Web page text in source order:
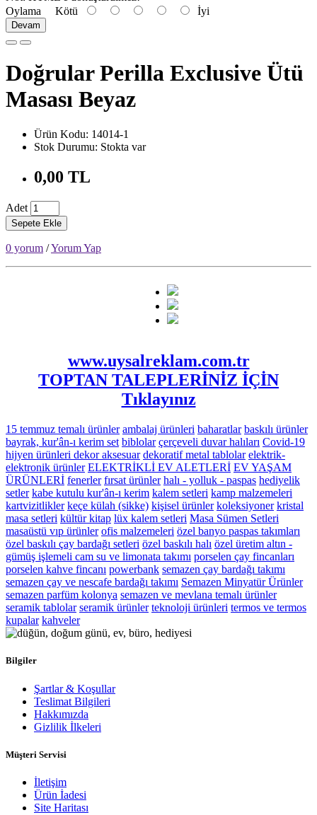
Oylama Kötü İyi
Devam
Doğrular Perilla Exclusive Ütü
Masası Beyaz
Ürün Kodu: 14014-1
Stok Durumu: Stokta var
0,00 TL
Adet
Sepete Ekle
0 yorum /Yorum Yap
www.uysalreklam.com.tr
TOPTAN TALEPLERİNİZ İÇİN
Tıklayınız
15 temmuz temalı ürünler ambalaj ürünleri baharatlar baskılı ürünler
bayrak, kur'ân-ı kerim set biblolar çerçeveli duvar halıları Covid-19
hijyen ürünleri dekor aksesuar dekoratif metal tablolar elektrik-
elektronik ürünler ELEKTRİKLİ EV ALETLERİ EV YAŞAM
ÜRÜNLERİ fenerler fırsat ürünler halı - yolluk - paspas hediyelik
setler kabe kutulu kur'ân-ı kerim kalem setleri kamp malzemeleri
kartvizitlikler keçe külah (sikke) kişisel ürünler koleksiyoner kristal
masa setleri kültür kitap lüx kalem setleri Masa Sümen Setleri
masaüstü vıp ürünler ofis malzemeleri özel banyo paspas takımları
özel baskılı çay bardağı setleri özel baskılı halı özel üretim altın -
gümüş işlemeli cam su ve limonata takımı porselen çay fincanları
porselen kahve fincanı powerbank semazen çay bardağı takımı
semazen çay ve nescafe bardağı takımı Semazen Minyatür Ürünler
semazen parfüm kolonya semazen ve mevlana temalı ürünler
seramik tablolar seramik ürünler teknoloji ürünleri termos ve termos
kupalar kahveler
Bilgiler
Şartlar & Koşullar
Teslimat Bilgileri
Hakkımızda
Gizlilik İlkeleri
Müşteri Servisi
İletişim
Ürün İadesi
Site Haritası